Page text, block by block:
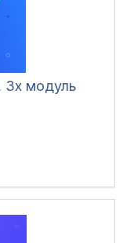
3x модуль